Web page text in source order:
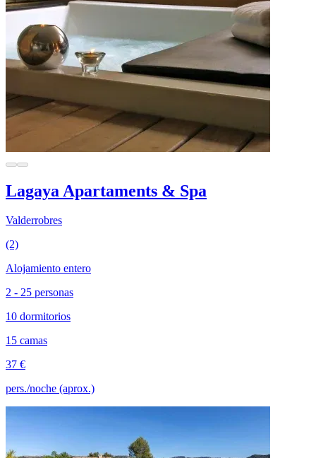
Lagaya Apartaments & Spa
Valderrobres
(2)
Alojamiento entero
2 - 25 personas
10 dormitorios
15 camas
37 €
pers./noche (aprox.)